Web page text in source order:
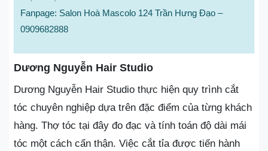
Fanpage: Salon Hoà Mascolo 124 Trần Hưng Đạo –
0909682888
Dương Nguyễn Hair Studio
Dương Nguyễn Hair Studio thực hiện quy trình cắt
tóc chuyên nghiệp dựa trên đặc điểm của từng khách
hàng. Thợ tóc tại đây đo đạc và tính toán độ dài mái
tóc một cách cẩn thận. Việc cắt tỉa được tiến hành